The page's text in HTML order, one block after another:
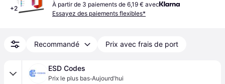
+2
À partir de 3 paiements de 6,19 € avec
Essayez des paiements flexibles*
Recommandé Prix avec frais de port
ESD Codes
Prix le plus bas·Aujourd'hui